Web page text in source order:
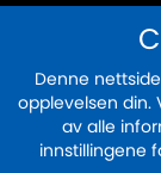
Sikker
Denne
opplevelsen din.
av alle
innstillingene